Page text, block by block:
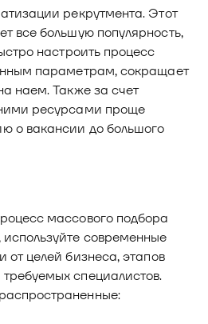
рекрутмента. Этот
все большую популярность,
настроить процесс
параметрам, сокращает
наем. Также за счет
ресурсами проще
о вакансии до большого
массового подбора
современные
от целей бизнеса, этапов
специалистов.